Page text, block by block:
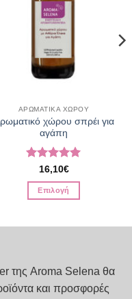
ΑΡΩΜΑΤΙΚΑ ΧΩΡΟΥ
χώρου σπρέι για
αγάπη
Βαθμολογήθηκε
με5από 5
16,10€
Επιλογή
παραλλαγές.
Οι
της Aroma Selena θα
και προσφορές